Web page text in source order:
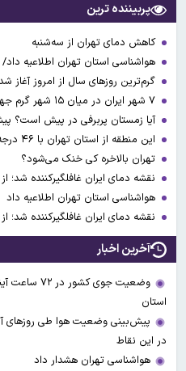
پربیننده ترین
کاهش دمای تهران از سه‌شنبه
هواشناسی استان تهران اطلاعیه داد/
گرم‌ترین روزهای سال از امروز آغاز شد؛
آیا زمستان پربرفی در پیش است؟
این منطقه از استان تهران با ۴۶ درجه گرم‌ترین نقطه شد
تهران بالاخره کی خنک می‌شود؟
نقشه دمای ایران غافلگیرکننده شد؛
هواشناسی استان تهران اطلاعیه داد
نقشه دمای ایران غافلگیرکننده شد؛
آخرین اخبار
استان
پیش‌بینی وضعیت هوا طی روزهای
در این نقاط
هواشناسی تهران هشدار داد